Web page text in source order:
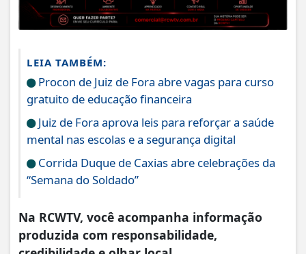
LEIA TAMBÉM:
Procon de Juiz de Fora abre vagas para curso
gratuito de educação financeira
Juiz de Fora aprova leis para reforçar a saúde
mental nas escolas e a segurança digital
Corrida Duque de Caxias abre celebrações da
“Semana do Soldado”
Na RCWTV, você acompanha informação
produzida com responsabilidade,